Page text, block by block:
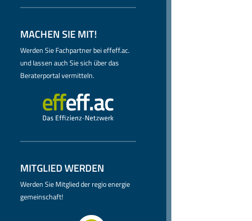
MACHEN SIE MIT!
Werden Sie Fachpartner bei effeff.ac.
und lassen auch Sie sich über das
Beraterportal vermitteln.
MITGLIED WERDEN
Werden Sie Mitglied der regio energie
gemeinschaft!